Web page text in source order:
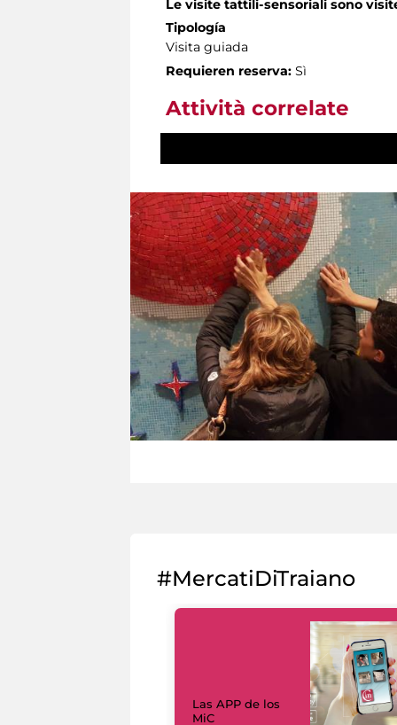
Le visite tattili-sensoriali sono
Tipología
Visita guiada
Requieren reserva: Sì
Attività correlate
#MercatiDiTraiano
Las APP de los
MiC